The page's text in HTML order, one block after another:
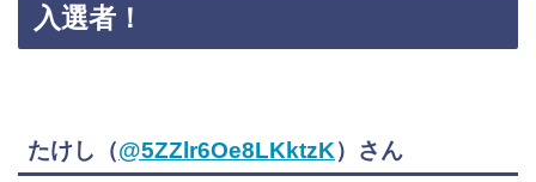
入選者！
たけし（@5ZZlr6Oe8LKktzK）さん